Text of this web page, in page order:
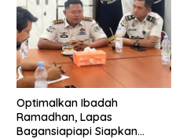
Optimalkan Ibadah
Ramadhan, Lapas
Bagansiapiapi Siapkan